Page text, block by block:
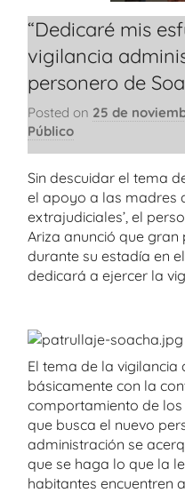
“Dedicaré mis
vigilancia
personero de
Posted on 25 de
Público
Sin descuidar el tema
el apoyo a las madres
extrajudiciales’, el
Ariza anunció que
durante su estadía en
dedicará a ejercer la
El tema de la vigilancia
básicamente con la
comportamiento de
que busca el nuevo
administración se
que se haga lo que la
habitantes encuentren